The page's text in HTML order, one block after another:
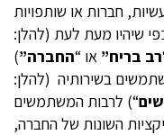
חברות או שותפויות
שיהיו מעת לעת (להלן:
רב בריח” או “החברה”)
בשירותיה (להלן:
“) לרבות המשתמשים
השונות של החברה,